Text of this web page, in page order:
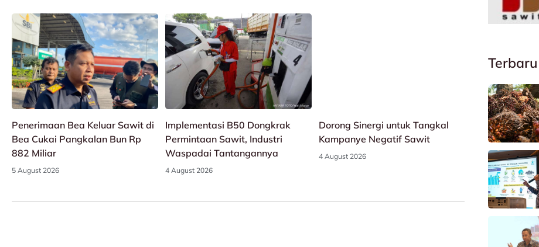
Penerimaan Bea Keluar Sawit di
Bea Cukai Pangkalan Bun Rp
882 Miliar
5 August 2026
Implementasi B50 Dongkrak
Permintaan Sawit, Industri
Waspadai Tantangannya
4 August 2026
Dorong Sinergi untuk Tangkal
Kampanye Negatif Sawit
4 August 2026
Terbaru